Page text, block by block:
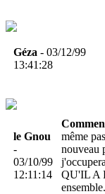
Géza - 03/12/99
13:41:28
le Gnou
-
03/10/99
12:11:14
même
nouveau
QU'IL A
ensemble.